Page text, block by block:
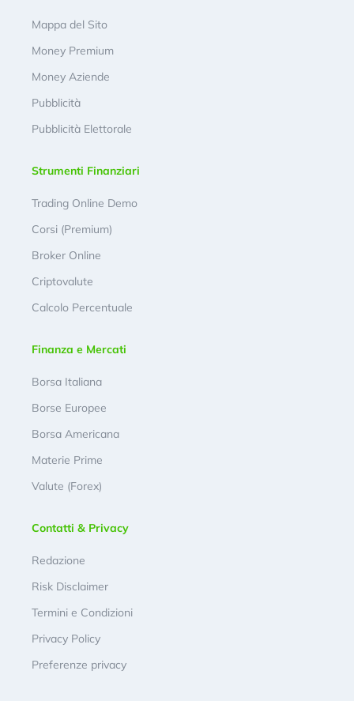
Mappa del Sito
Money Premium
Money Aziende
Pubblicità
Pubblicità Elettorale
Strumenti Finanziari
Trading Online Demo
Corsi (Premium)
Broker Online
Criptovalute
Calcolo Percentuale
Finanza e Mercati
Borsa Italiana
Borse Europee
Borsa Americana
Materie Prime
Valute (Forex)
Contatti & Privacy
Redazione
Risk Disclaimer
Termini e Condizioni
Privacy Policy
Preferenze privacy